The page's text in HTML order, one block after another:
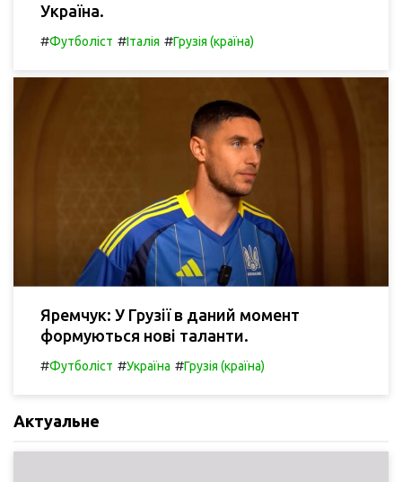
Україна.
#Футболіст #Італія #Грузія (країна)
Яремчук: У Грузії в даний момент
формуються нові таланти.
#Футболіст #Україна #Грузія (країна)
Актуальне